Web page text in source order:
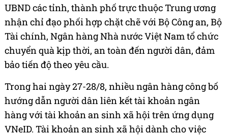
UBND các tỉnh, thành phố trực thuộc Trung ương
nhận chỉ đạo phối hợp chặt chẽ với Bộ Công an, Bộ
Tài chính, Ngân hàng Nhà nước Việt Nam tổ chức
chuyển quà kịp thời, an toàn đến người dân, đảm
bảo tiến độ theo yêu cầu.
Trong hai ngày 27-28/8, nhiều ngân hàng công bố
hướng dẫn người dân liên kết tài khoản ngân
hàng với tài khoản an sinh xã hội trên ứng dụng
VNeID. Tài khoản an sinh xã hội dành cho việc